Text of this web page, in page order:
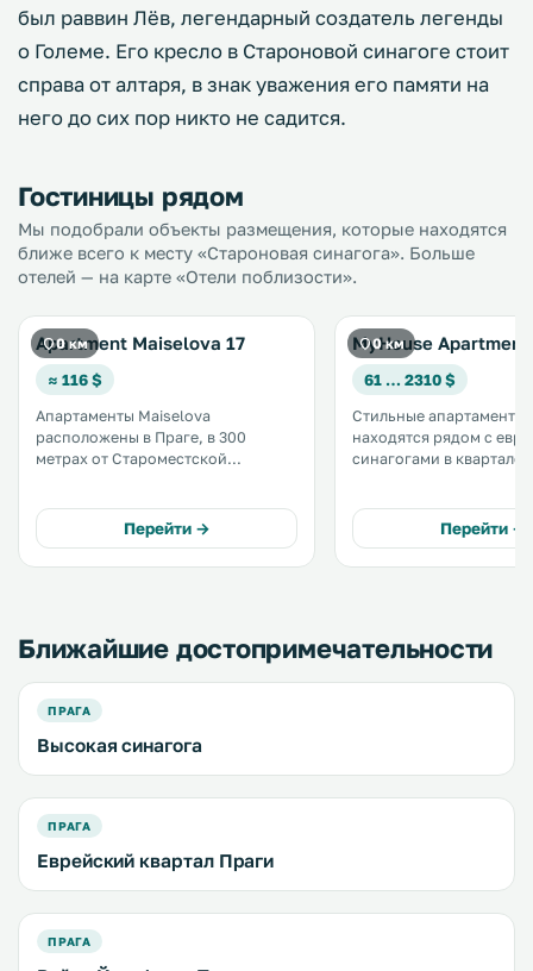
был раввин Лёв, легендарный создатель легенды
о Големе. Его кресло в Староновой синагоге стоит
справа от алтаря, в знак уважения его памяти на
него до сих пор никто не садится.
Гостиницы рядом
Мы подобрали объекты размещения, которые находятся
ближе всего к месту «Староновая синагога». Больше
отелей — на карте «Отели поблизости».
0 км
Apartment Maiselova 17
≈ 116 $
Апартаменты Maiselova
расположены в Праге, в 300
метрах от Староместской
духовкой и микроволновой
печью. В распоряжении гостей
Перейти →
0 км
MyHouse
61 … 2310 $
Стильные апартаменты
находятся рядом с
синагогами в квартале
предоставляется
Fi. .
Перейти →
Ближайшие достопримечательности
ПРАГА
Высокая синагога
ПРАГА
Еврейский квартал Праги
ПРАГА